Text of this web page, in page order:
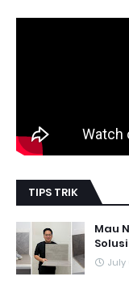
TIPS TRIK
Mau
July